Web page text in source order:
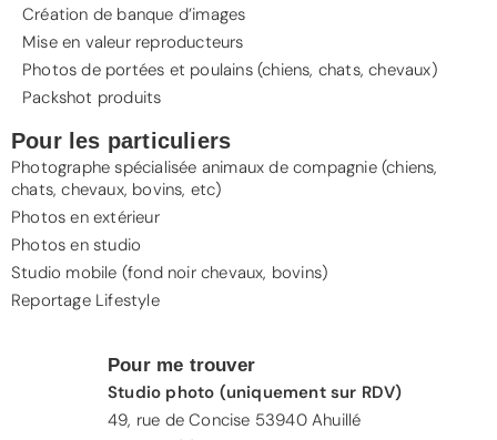
Création de banque d’images
Mise en valeur reproducteurs
Photos de portées et poulains (chiens, chats, chevaux)
Packshot produits
Pour les particuliers
Photographe spécialisée animaux de compagnie (chiens,
chats,chevaux, bovins, etc)
Photos en extérieur
Photos en studio
Studio mobile (fond noir chevaux, bovins)
Reportage Lifestyle
Pour me trouver
Studio photo (uniquement sur RDV)
49, rue de Concise 53940 Ahuillé